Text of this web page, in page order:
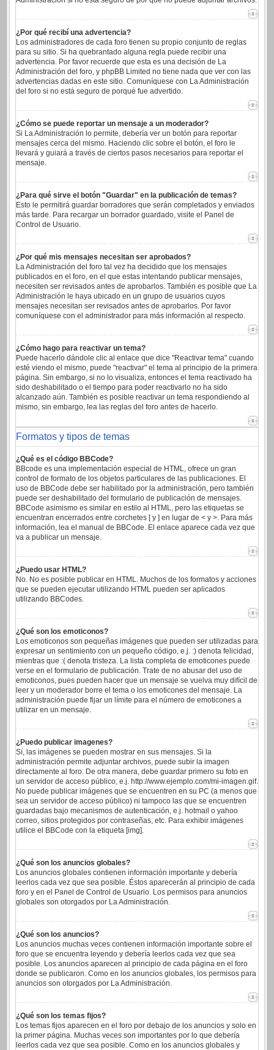
¿Por qué recibí una advertencia?
Los administradores de cada foro tienen su propio conjunto de reglas
para su sitio. Si ha quebrantado alguna regla puede recibir una
advertencia. Por favor recuerde que esta es una decisión de La
Administración del foro, y phpBB Limited no tiene nada que ver con las
advertencias dadas en este sitio. Comuníquese con La Administración
del foro si no está seguro de porqué fue advertido.
¿Cómo se puede reportar un mensaje a un moderador?
Si La Administración lo permite, debería ver un botón para reportar
mensajes cerca del mismo. Haciendo clic sobre el botón, el foro le
llevará y guiará a través de ciertos pasos necesarios para reportar el
mensaje.
¿Para qué sirve el botón "Guardar" en la publicación de temas?
Esto le permitirá guardar borradores que serán completados y enviados
más tarde. Para recargar un borrador guardado, visite el Panel de
Control de Usuario.
¿Por qué mis mensajes necesitan ser aprobados?
La Administración del foro tal vez ha decidido que los mensajes
publicados en el foro, en el que estas intentando publicar mensajes,
necesiten ser revisados antes de aprobarlos. También es posible que La
Administración le haya ubicado en un grupo de usuarios cuyos
mensajes necesitan ser revisados antes de aprobarlos. Por favor
comuníquese con el administrador para más información al respecto.
¿Cómo hago para reactivar un tema?
Puede hacerlo dándole clic al enlace que dice "Reactivar tema" cuando
esté viendo el mismo, puede "reactivar" el tema al principio de la primera
página. Sin embargo, si no lo visualiza, entonces el tema reactivado ha
sido deshabilitado o el tiempo para poder reactivarlo no ha sido
alcanzado aún. También es posible reactivar un tema respondiendo al
mismo, sin embargo, lea las reglas del foro antes de hacerlo.
Formatos y tipos de temas
¿Qué es el código BBCode?
BBcode es una implementación especial de HTML, ofrece un gran
control de formato de los objetos particulares de las publicaciones. El
uso de BBCode debe ser habilitado por la administración, pero también
puede ser deshabilitado del formulario de publicación de mensajes.
BBCode asimismo es similar en estilo al HTML, pero las etiquetas se
encuentran encerrados entre corchetes [ y ] en lugar de < y >. Para más
información, lea el manual de BBCode. El enlace aparece cada vez que
va a publicar un mensaje.
¿Puedo usar HTML?
No. No es posible publicar en HTML. Muchos de los formatos y acciones
que se pueden ejecutar utilizando HTML pueden ser aplicados
utilizando BBCodes.
¿Qué son los emoticonos?
Los emoticonos son pequeñas imágenes que pueden ser utilizadas para
expresar un sentimiento con un pequeño código, e.j. :) denota felicidad,
mientras que :( denota tristeza. La lista completa de emoticones puede
verse en el formulario de publicación. Trate de no abusar del uso de
emoticonos, pues pueden hacer que un mensaje se vuelva muy difícil de
leer y un moderador borre el tema o los emoticones del mensaje. La
administración puede fijar un límite para el número de emoticones a
utilizar en un mensaje.
¿Puedo publicar imagenes?
Sí, las imágenes se pueden mostrar en sus mensajes. Si la
administración permite adjuntar archivos, puede subir la imagen
directamente al foro. De otra manera, debe guardar primero su foto en
un servidor de acceso público, e.j. http://www.ejemplo.com/mi-imagen.gif.
No puede publicar imágenes que se encuentren en su PC (a menos que
sea un servidor de acceso público) ni tampoco las que se encuentren
guardadas bajo mecanismos de autenticación, e.j. hotmail o yahoo
correo, sitios protegidos por contraseñas, etc. Para exhibir imágenes
utilice el BBCode con la etiqueta [img].
¿Qué son los anuncios globales?
Los anuncios globales contienen información importante y debería
leerlos cada vez que sea posible. Éstos aparecerán al principio de cada
foro y en el Panel de Control de Usuario. Los permisos para anuncios
globales son otorgados por La Administración.
¿Qué son los anuncios?
Los anuncios muchas veces contienen información importante sobre el
foro que se encuentra leyendo y debería leerlos cada vez que sea
posible. Los anuncios aparecen al principio de cada página en el foro
donde se publicaron. Como en los anuncios globales, los permisos para
anuncios son otorgados por La Administración.
¿Qué son los temas fijos?
Los temas fijos aparecen en el foro por debajo de los anuncios y solo en
la primer página. Muchas veces son importantes por lo que debería
leerlos cada vez que sea posible. Como en los anuncios globales y